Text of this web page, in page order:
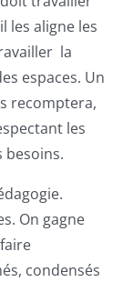
les aligne les
la
espaces. Un
recomptera,
les
besoins.
On gagne
condensés